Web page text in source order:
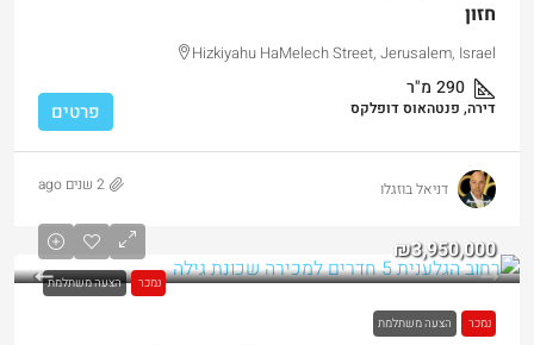
חזון
Hizkiyahu HaMelech Street, Jerusalem, Israel
290 מ"ר
דירה, פנטהאוס דופלקס פרטים
דניאל בוזגלו 2 שנים ago
נמכר הצעה משתלמת
₪3,950,000
נמכר הצעה משתלמת